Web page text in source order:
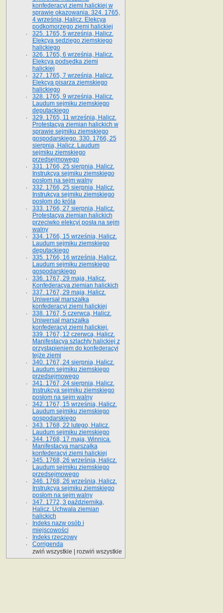
konfederacyi ziemi halickiej w
sprawie okazowania. 324. 1765,
4 września, Halicz. Elekcya
podkomorzego ziemi halickiej
325. 1765, 5 września, Halicz.
Elekcya sędziego ziemskiego
halickiego
326. 1765, 6 września, Halicz.
Elekcya podsędka ziemi
halickiej
327. 1765, 7 września, Halicz.
Elekcya pisarza ziemskiego
halickiego
328. 1765, 9 września, Halicz.
Laudum sejmiku ziemskiego
deputackiego
329. 1765, 11 września, Halicz.
Protestacya ziemian halickich w
sprawie sejmiku ziemskiego
gospodarskiego. 330. 1766, 25
sierpnia, Halicz. Laudum
sejmiku ziemskiego
przedsejmowego
331. 1766, 25 sierpnia, Halicz.
Instrukcya sejmiku ziemskiego
posłom na sejm walny
332. 1766, 25 sierpnia, Halicz.
Instrukcya sejmiku ziemskiego
posłom do króla
333. 1766, 27 sierpnia, Halicz.
Protestacya ziemian halickich
przeciwko elekcyi posła na sejm
walny
334. 1766, 15 września, Halicz.
Laudum sejmiku ziemskiego
deputackiego
335. 1766, 16 września, Halicz.
Laudum sejmiku ziemskiego
gospodarskiego
336. 1767, 29 maja, Halicz.
Konfederacya ziemian halickich
337. 1767, 29 maja, Halicz.
Uniwersał marszałka
konfederacyi ziemi halickiej
338. 1767, 5 czerwca, Halicz.
Uniwersał marszałka
konfederacyi ziemi halickiej.
339. 1767, 12 czerwca, Halicz.
Manifestacya szlachty halickiej z
przystąpieniem do konfederacyi
tejże ziemi
340. 1767, 24 sierpnia, Halicz.
Laudum sejmiku ziemskiego
przedsejmowego
341. 1767, 24 sierpnia, Halicz.
Instrukcya sejmiku ziemskiego
posłom na sejm walny
342. 1767, 15 września, Halicz.
Laudum sejmiku ziemskiego
gospodarskiego
343. 1768, 22 lutego, Halicz.
Laudum sejmiku ziemskiego
344. 1768, 17 maja, Winnica.
Manifestacya marszałka
konfederacyi ziemi halickiej
345. 1768, 26 września, Halicz.
Laudum sejmiku ziemskiego
przedsejmowego
346. 1768, 26 września, Halicz.
Instrukcya sejmiku ziemskiego
posłom na sejm walny
347. 1772, 3 października,
Halicz. Uchwała ziemian
halickich
Indeks nazw osób i
miejscowości
Indeks rzeczowy
Corrigenda
zwiń wszystkie
rozwiń wszystkie